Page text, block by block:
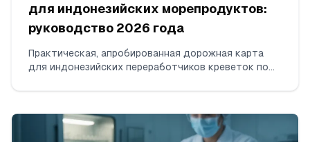
для индонезийских морепродуктов:
руководство 2026 года
Практическая, апробированная дорожная карта
для индонезийских переработчиков креветок по
последовательных непротиворечивых отгрузок,
сбор пакета доказательств и коммуникацию с FDA.